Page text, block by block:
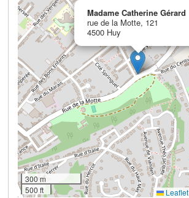
Madame Catherine Gérard
rue de la Motte, 121
4500 Huy
300 m
500 ft
Leaflet